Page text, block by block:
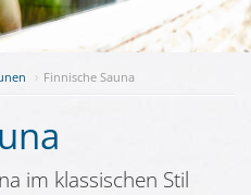
Finnische Sauna
im klassischen Stil